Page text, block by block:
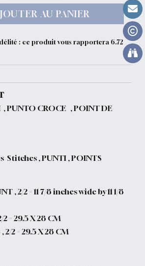
AU PANIER
: ce produit vous rapportera 6.72
, PUNTO CROCE , POINT DE
Stitches , PUNTI , POINTS
, 2/2 = 11 7/8 inches wide by 11 1/8
2 = 29.5 X 28 CM
2/2 = 29.5 X 28 CM